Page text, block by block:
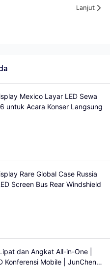
Lanjut
Mexico Layar LED Sewa
untuk Acara Konser Langsung
Rare Global Case Russia
Screen Bus Rear Windshield
dan Angkat All-in-One |
Konferensi Mobile | JunChen